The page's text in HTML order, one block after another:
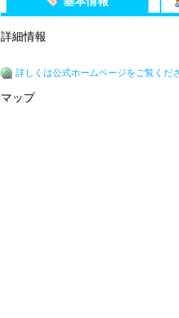
詳細情報
詳しくは公式ホームページをご覧くだ
マップ